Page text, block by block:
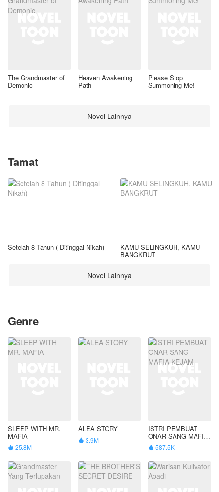
The Grandmaster of
Demonic
Heaven Awakening
Path
Please Stop
Summoning Me!
Novel Lainnya
Tamat
Setelah 8 Tahun ( Ditinggal Nikah) KAMU SELINGKUH, KAMU
BANGKRUT
Novel Lainnya
Genre
SLEEP WITH MR.
MAFIA
 25.8M
ALEA STORY
 3.9M
ISTRI PEMBUAT
ONAR SANG MAFIA
KEJAM
 587.5K